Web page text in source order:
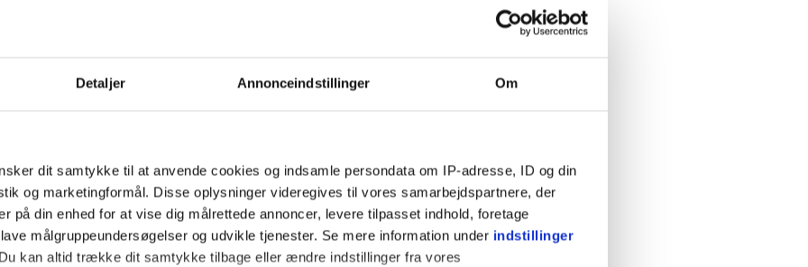
Detaljer Annonceindstillinger Om
dit samtykke til at anvende cookies og indsamle persondata om IP-adresse, ID og din
og marketingformål. Disse oplysninger videregives til vores samarbejdspartnere, der
på din enhed for at vise dig målrettede annoncer, levere tilpasset indhold, foretage
målgruppeundersøgelser og udvikle tjenester. Se mere information under indstillinger
kan altid trække dit samtykke tilbage eller ændre indstillinger fra vores